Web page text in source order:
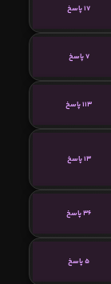
17 پاسخ
7 پاسخ
113 پاسخ
13 پاسخ
36 پاسخ
5 پاسخ